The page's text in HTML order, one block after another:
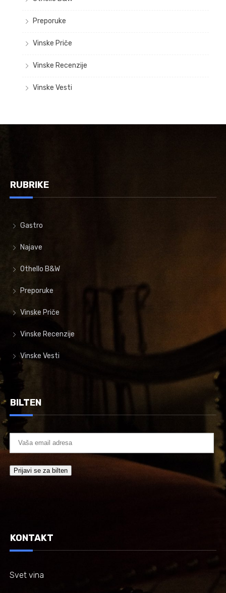
Preporuke
Vinske Priče
Vinske Recenzije
Vinske Vesti
RUBRIKE
Gastro
Najave
Othello B&W
Preporuke
Vinske Priče
Vinske Recenzije
Vinske Vesti
BILTEN
KONTAKT
Svet vina